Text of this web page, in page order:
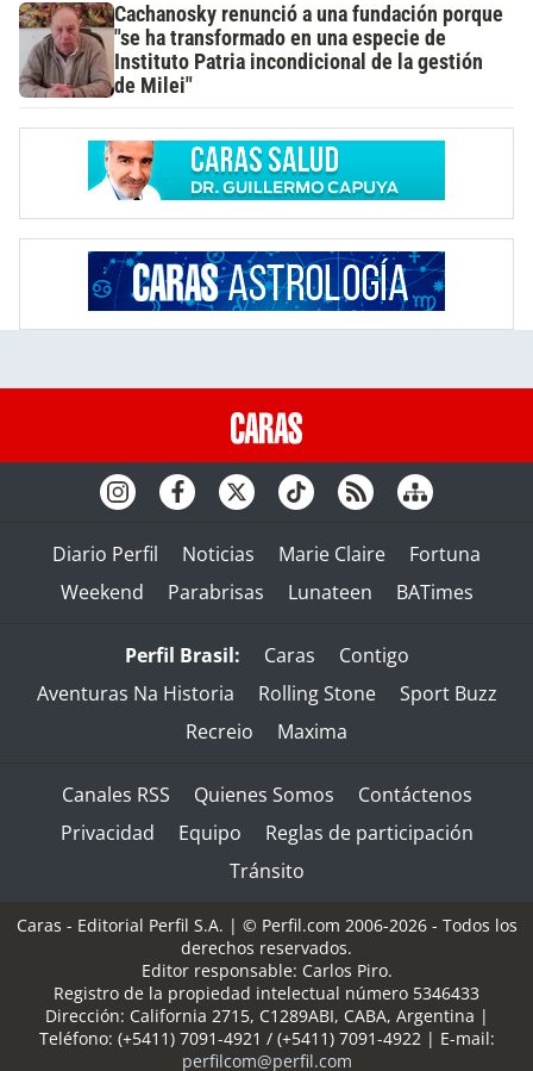
Cachanosky renunció a una fundación porque
"se ha transformado en una especie de
Instituto Patria incondicional de la gestión
de Milei"
Diario Perfil Noticias Marie Claire
Fortuna
Weekend
Parabrisas Lunateen BATimes
Perfil Brasil: Caras
Contigo
Aventuras Na Historia
Rolling Stone
Sport Buzz
Recreio
Maxima
Canales RSS Quienes Somos
Contáctenos
Privacidad
Equipo
Reglas de participación
Tránsito
Caras - Editorial Perfil S.A. | © Perfil.com 2006-2026 - Todos los
derechos reservados.
Editor responsable: Carlos Piro.
Registro de la propiedad intelectual número 5346433
Dirección: California 2715, C1289ABI, CABA, Argentina |
Teléfono: (+5411) 7091-4921 / (+5411) 7091-4922| E-mail:
perfilcom@perfil.com